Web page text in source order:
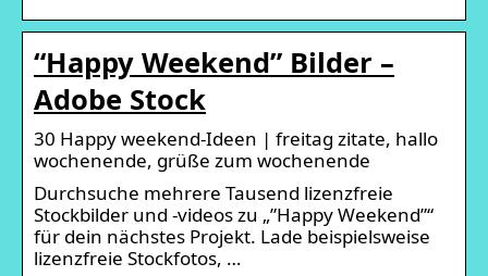
“Happy Weekend” Bilder –
Adobe Stock
30 Happy weekend-Ideen | freitag zitate, hallo
wochenende, grüße zum wochenende
Durchsuche mehrere Tausend lizenzfreie
Stockbilder und -videos zu „”Happy Weekend”“
für dein nächstes Projekt. Lade beispielsweise
lizenzfreie Stockfotos, …